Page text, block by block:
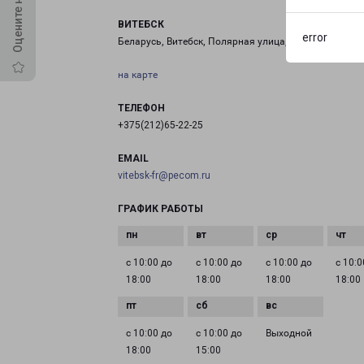
error
ВИТЕБСК
Беларусь, Витебск, Полярная улица, 2
на карте
ТЕЛЕФОН
+375(212)65-22-25
EMAIL
vitebsk-fr@pecom.ru
ГРАФИК РАБОТЫ
с 10:00 до
18:00
с 10:00 до
18:00
с 10:00 до
18:00
с
18:00
с 10:00 до
18:00
с 10:00 до
15:00
Выходной